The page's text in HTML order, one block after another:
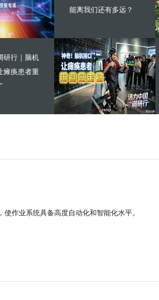
能离我们还有多远？
研行｜脑机
瘫痪患者重
作业系统具备高度自动化和智能化水平。